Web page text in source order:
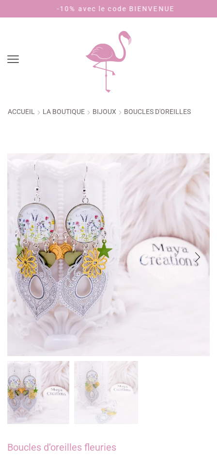
-10% avec le code BIENVENUE
ACCUEIL LA BOUTIQUE BIJOUX BOUCLES D'OREILLES
Boucles d’oreilles fleuries